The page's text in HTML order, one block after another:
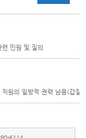
민원 및 질의
원의 일방적 권력 남용(갑질